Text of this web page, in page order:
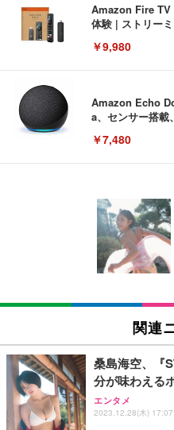
Amazon Fire TV
体験 | ストリー
￥9,980
Amazon Echo
a、センサー搭載
￥7,480
[EdoErgo] オフ
い 跳ね上げ式ア
キング pc 事務
ン樹脂ベース 通
(黒網+黒枠+黒足)
￥5,699
SIHOO B100 オ
ュチェア 人間工
￥27,999
Sezlife オフィ
ワーク チェア 強
能 人間工学 椅
EIZO ビジネス
EV3240X-WT |
イト
￥105,595
EIZO ビジネス
￥109,572
【純正品】27"ゲ
フック付き（CFI-
Amazonベーシ
回使い捨て 無
￥3,373
Amazonベーシ
x2袋(84枚) ホワ
￥3,234
ネオ・ルーライ
り 単品
関連
桑島海空、『
分が味わえる
エンタメ
2023.12.28(木) 17:07